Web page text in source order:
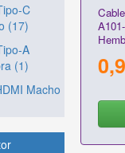
C
(17)
A
(1)
Macho